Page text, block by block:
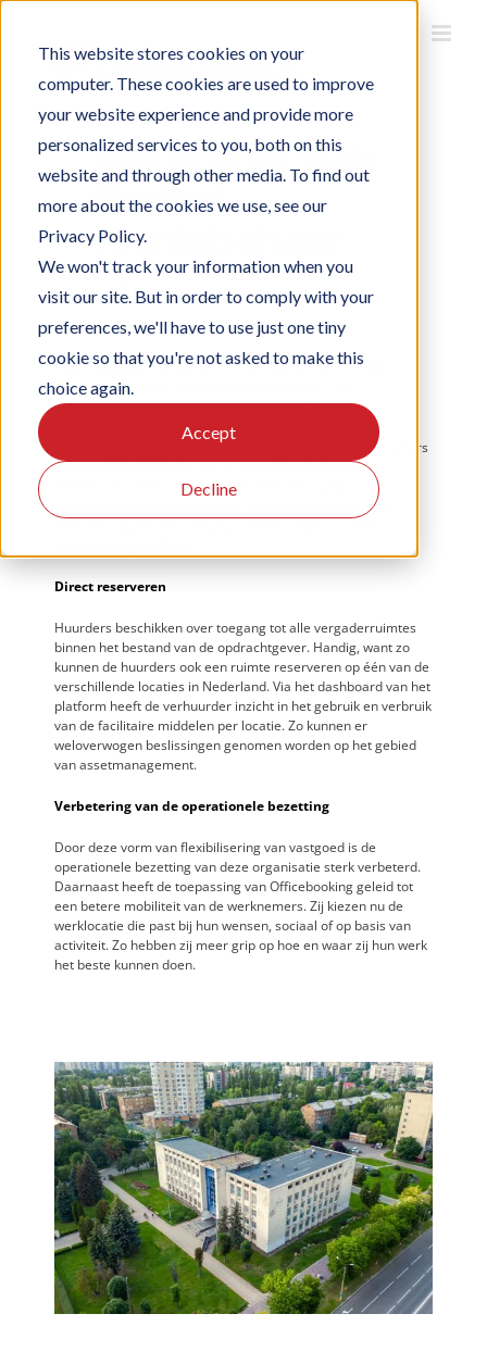
This website stores cookies on your
computer. These cookies are used to improve
your website experience and provide more
personalized services to you, both on this
website and through other media. To find out
more about the cookies we use, see our
Privacy Policy.
We won't track your information when you
visit our site. But in order to comply with your
preferences, we'll have to use just one tiny
cookie so that you're not asked to make this
choice again.
Accept
Decline
Ga
inhoud
Eén entree voor
flexibel
ruimtebeheer
juni 5th, 2018
Deze vastgoedinvesteerder en verhuurder van multi-tenant
gebouwen beheert onder andere campussen met
researchfaciliteiten als laboratoria en R&D-ruimten.
Om hun dienstverlening te verbeteren wilden zij hun huurders
de mogelijkheid bieden om op verschillende locaties in
Nederland ruimtes te reserveren. Een belangrijke
voorwaarden was dat huurders op eenvoudige wijze via
Direct reserveren
Huurders beschikken over toegang tot alle vergaderruimtes
binnen het bestand van de opdrachtgever. Handig, want zo
kunnen de huurders ook een ruimte reserveren op één van de
verschillende locaties in Nederland. Via het dashboard van het
platform heeft de verhuurder inzicht in het gebruik en verbruik
van de facilitaire middelen per locatie. Zo kunnen er
weloverwogen beslissingen genomen worden op het gebied
van assetmanagement.
Verbetering van de operationele bezetting
Door deze vorm van flexibilisering van vastgoed is de
operationele bezetting van deze organisatie sterk verbeterd.
Daarnaast heeft de toepassing van Officebooking geleid tot
een betere mobiliteit van de werknemers. Zij kiezen nu de
werklocatie die past bij hun wensen, sociaal of op basis van
activiteit. Zo hebben zij meer grip op hoe en waar zij hun werk
het beste kunnen doen.